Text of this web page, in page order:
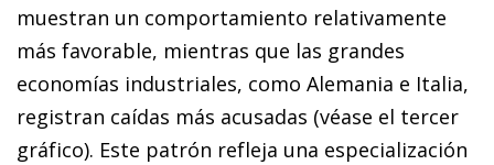
muestran un comportamiento relativamente
más favorable, mientras que las grandes
economías industriales, como Alemania e Italia,
registran caídas más acusadas (véase el tercer
gráfico). Este patrón refleja una especialización